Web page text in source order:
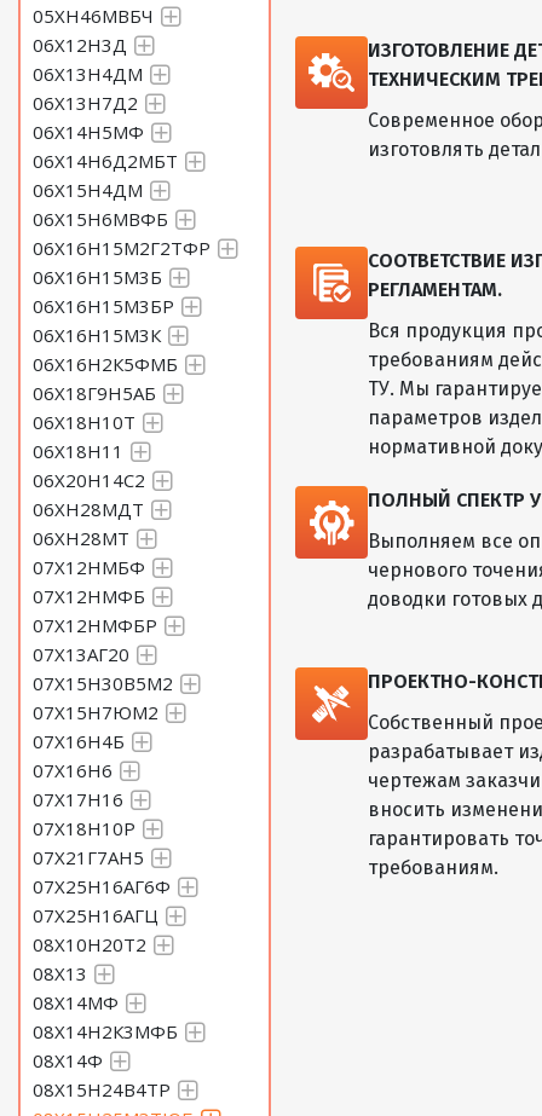
05ХН46МВБЧ
06Х12Н3Д
06Х13Н4ДМ
06Х13Н7Д2
06Х14Н5МФ
06Х14Н6Д2МБТ
06Х15Н4ДМ
06Х15Н6МВФБ
06Х16Н15М2Г2ТФР
06Х16Н15М3Б
06Х16Н15М3БР
06Х16Н15М3К
06Х16Н2К5ФМБ
06Х18Г9Н5АБ
06Х18Н10Т
06Х18Н11
06Х20Н14С2
06ХН28МДТ
06ХН28МТ
07Х12НМБФ
07Х12НМФБ
07Х12НМФБР
07Х13АГ20
07Х15Н30В5М2
07Х15Н7ЮМ2
07Х16Н4Б
07Х16Н6
07Х17Н16
07Х18Н10Р
07Х21Г7АН5
07Х25Н16АГ6Ф
07Х25Н16АГЦ
08Х10Н20Т2
08Х13
08Х14МФ
08Х14Н2К3МФБ
08Х14Ф
08Х15Н24В4ТР
ИЗГОТОВЛЕНИЕ
ТЕХНИЧЕСКИМ
Современное
изготовлять
СООТВЕТСТВИЕ
РЕГЛАМЕНТАМ.
Вся продукция
требованиям
ТУ. Мы
параметров
нормативной
ПОЛНЫЙ СПЕКТР
Выполняем все
чернового
доводки готовых
ПРОЕКТНО-
Собственный
разрабатывает
чертежам
вносить
гарантировать
требованиям.